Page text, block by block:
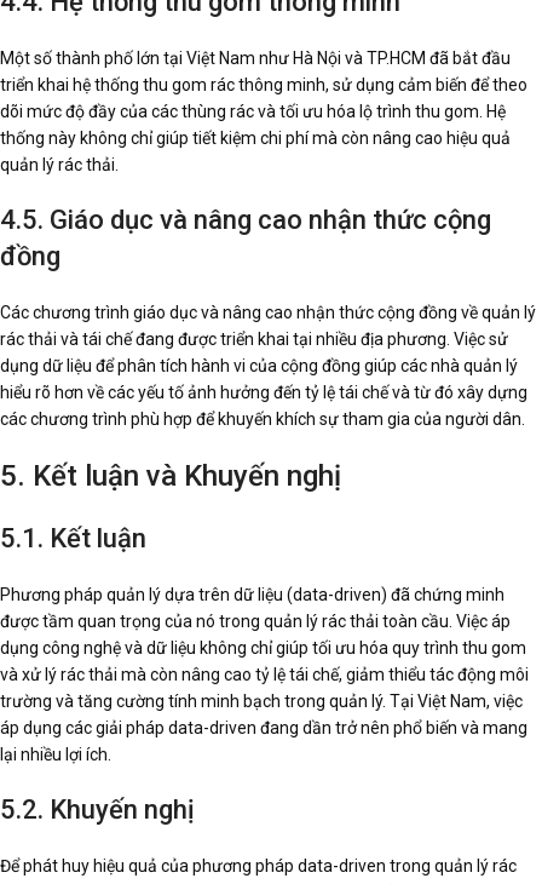
Một số thành phố lớn tại Việt Nam như Hà Nội và TP.HCM đã bắt đầu
triển khai hệ thống thu gom rác thông minh, sử dụng cảm biến để theo
dõi mức độ đầy của các thùng rác và tối ưu hóa lộ trình thu gom. Hệ
thống này không chỉ giúp tiết kiệm chi phí mà còn nâng cao hiệu quả
quản lý rác thải.
4.5. Giáo dục và nâng cao nhận thức cộng
đồng
Các chương trình giáo dục và nâng cao nhận thức cộng đồng về quản lý
rác thải và tái chế đang được triển khai tại nhiều địa phương. Việc sử
dụng dữ liệu để phân tích hành vi của cộng đồng giúp các nhà quản lý
hiểu rõ hơn về các yếu tố ảnh hưởng đến tỷ lệ tái chế và từ đó xây dựng
các chương trình phù hợp để khuyến khích sự tham gia của người dân.
5. Kết luận và Khuyến nghị
5.1. Kết luận
Phương pháp quản lý dựa trên dữ liệu (data-driven) đã chứng minh
được tầm quan trọng của nó trong quản lý rác thải toàn cầu. Việc áp
dụng công nghệ và dữ liệu không chỉ giúp tối ưu hóa quy trình thu gom
và xử lý rác thải mà còn nâng cao tỷ lệ tái chế, giảm thiểu tác động môi
trường và tăng cường tính minh bạch trong quản lý. Tại Việt Nam, việc
áp dụng các giải pháp data-driven đang dần trở nên phổ biến và mang
lại nhiều lợi ích.
5.2. Khuyến nghị
Để phát huy hiệu quả của phương pháp data-driven trong quản lý rác